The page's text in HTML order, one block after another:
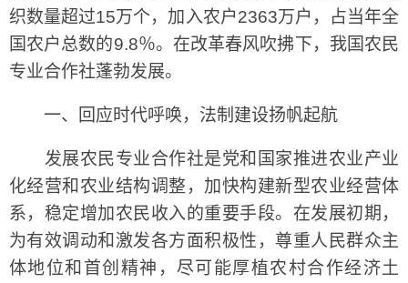
织数量超过15万个，加入农户2363万户，占当年全
国农户总数的9.8％。在改革春风吹拂下，我国农民
专业合作社蓬勃发展。
一、回应时代呼唤，法制建设扬帆起航
发展农民专业合作社是党和国家推进农业产业
化经营和农业结构调整，加快构建新型农业经营体
系，稳定增加农民收入的重要手段。在发展初期，
为有效调动和激发各方面积极性，尊重人民群众主
体地位和首创精神，尽可能厚植农村合作经济土